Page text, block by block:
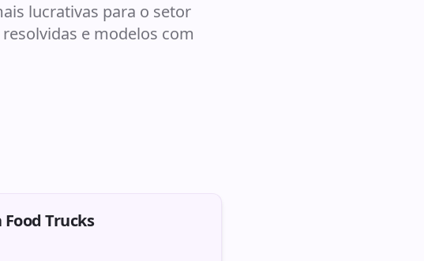
lucrativas para o setor
e modelos com
Trucks